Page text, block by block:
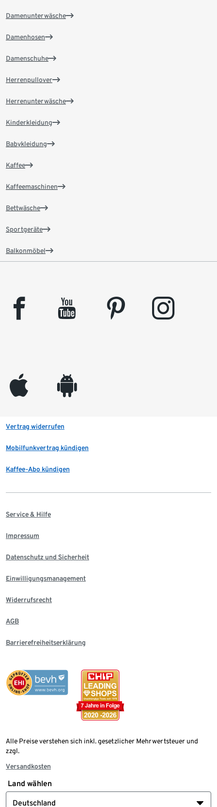
Damenunterwäsche
Damenhosen
Damenschuhe
Herrenpullover
Herrenunterwäsche
Kinderkleidung
Babykleidung
Kaffee
Kaffeemaschinen
Bettwäsche
Sportgeräte
Balkonmöbel
facebook youtube pinterest instagram
appleinc android
Vertrag widerrufen
Mobilfunkvertrag kündigen
Kaffee-Abo kündigen
Service & Hilfe
Impressum
Datenschutz und Sicherheit
Einwilligungsmanagement
Widerrufsrecht
AGB
Barrierefreiheitserklärung
Alle Preise verstehen sich inkl. gesetzlicher Mehrwertsteuer und
zzgl.
Versandkosten
Land wählen
Deutschland